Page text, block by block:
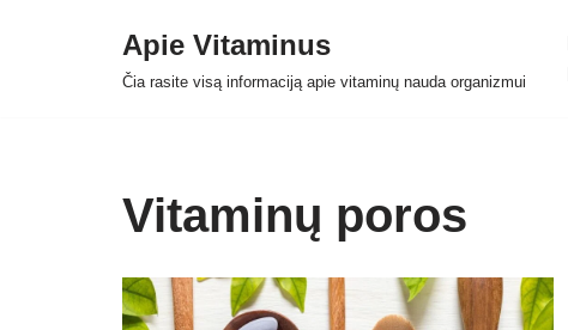
Apie Vitaminus
Čia rasite visą informaciją apie vitaminų nauda organizmui
Vitaminų poros